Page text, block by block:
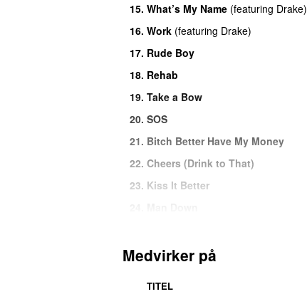
15. What’s My Name (featuring Drake)
16. Work (featuring Drake)
17. Rude Boy
18. Rehab
19. Take a Bow
20. SOS
21. Bitch Better Have My Money
22. Cheers (Drink to That)
23. Kiss It Better
26. Shut Up and Drive
Medvirker på
TITEL